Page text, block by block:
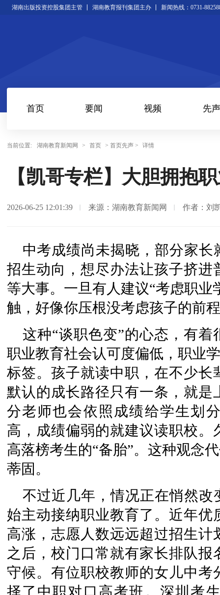
湖南出版投资控股集团主管 湖南教育报刊集团主办 新闻热线：0731-
首页 要闻 视频 先声
当前位置: 湖南教育新闻网 > 首页 > 首页先声 > 详情
【凯哥专栏】大胆拥抱
2026-06-25 12:01:39 来源：湖南教育新闻网 作者：刘
中考成绩尚未揭晓，部分家
招生动向，想尽办法让孩子挤
等大事。一旦有人建议“考虑职
触，好像你压根没考虑孩子的前
这种“谈职色变”的心态，有
职业教育社会认可度偏低，职业
标签。孩子就读中职，在不少
默认的成长路径只有一条，就
分老师也会依照成绩给学生划
高，成绩偏弱的就建议读职校
高落榜考生的“备胎”。这种观念
蒂固。
不过近几年，情况正在悄然
始主动接纳职业教育了。近年
高涨，志愿人数远远超过招生
之后，校门口 常就有家长排队报
守候。有位职校教师的女儿中
择了中职对口高考班。深圳考